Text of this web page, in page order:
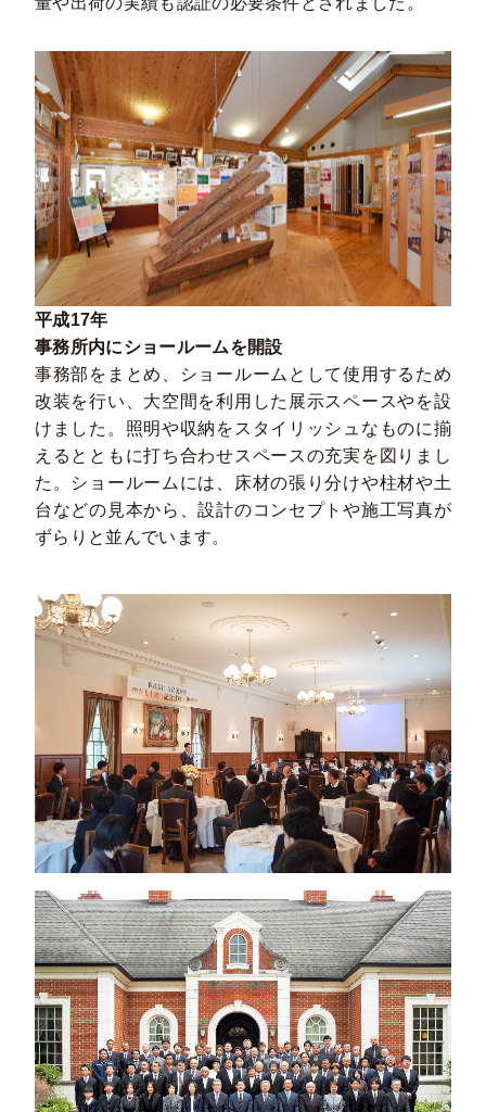
平成17年
事務所内にショールームを開設
事務部をまとめ、ショールームとして使用するため
改装を行い、大空間を利用した展示スペースやを設
けました。照明や収納をスタイリッシュなものに揃
えるとともに打ち合わせスペースの充実を図りまし
た。ショールームには、床材の張り分けや柱材や土
台などの見本から、設計のコンセプトや施工写真が
ずらりと並んでいます。